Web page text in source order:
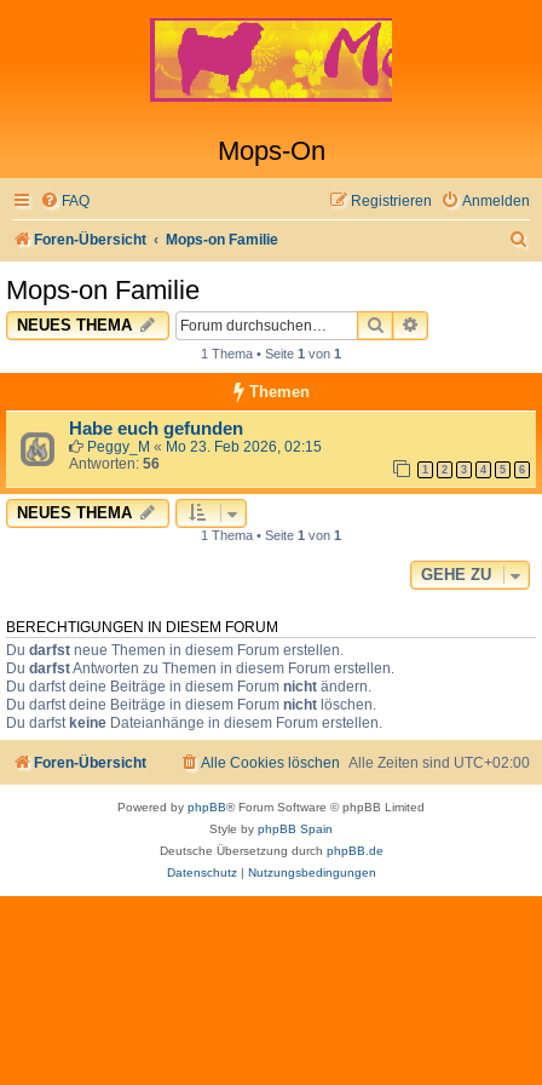
Mops-On
FAQ Anmelden
Registrieren
Foren-Übersicht Mops-on Familie
Mops-on Familie
NEUES THEMA SUCHEERWEITERTE
1 Thema • Seite 1 von 1
Themen
Habe euch gefunden
Peggy_M « Mo 23. Feb 2026, 02:15
Antworten: 56 1 2 3 4 5 6
NEUES THEMA
1 Thema • Seite 1 von 1
GEHE ZU
BERECHTIGUNGEN IN DIESEM FORUM
Du darfst neue Themen in diesem Forum erstellen.
Du darfstAntworten zu Themen in diesem Forum erstellen.
Du darfst deine Beiträge in diesem Forum nicht ändern.
Du darfst deine Beiträge in diesem Forum nicht löschen.
Du darfst keine Dateianhänge in diesem Forum erstellen.
Foren-Übersicht Alle Zeiten sind UTC+02:00
Alle Cookies löschen
Powered by phpBB® Forum Software © phpBB Limited
Style by phpBB Spain
Deutsche Übersetzung durch phpBB.de
Datenschutz| Nutzungsbedingungen